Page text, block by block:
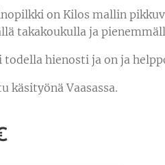
on Kilos mallin
takakoukulla ja
todella hienosti ja on ja
käsityönä Vaasassa.